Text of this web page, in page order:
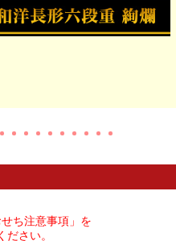
ち注意事項」を
ださい。